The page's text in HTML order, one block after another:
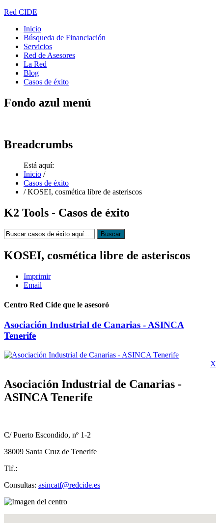
Red CIDE
Inicio
Búsqueda de Financiación
Servicios
Red de Asesores
La Red
Blog
Casos de éxito
Fondo azul menú
Breadcrumbs
Está aquí:
Inicio /
Casos de éxito
/ KOSEI, cosmética libre de asteriscos
K2 Tools - Casos de éxito
KOSEI, cosmética libre de asteriscos
Imprimir
Email
Centro Red Cide que le asesoró
Asociación Industrial de Canarias - ASINCA
Tenerife
X
Asociación Industrial de Canarias -
ASINCA Tenerife
C/ Puerto Escondido, nº 1-2
38009 Santa Cruz de Tenerife
Tlf.:
Consultas: asincatf@redcide.es